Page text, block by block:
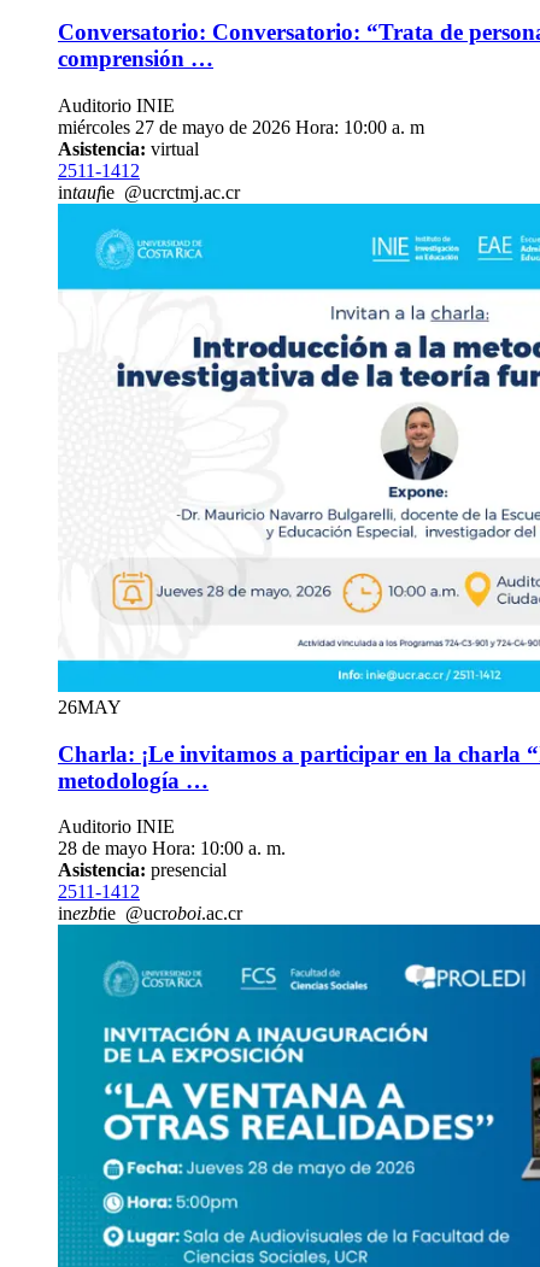
Conversatorio: Conversatorio: “Trata de
comprensión …
Auditorio INIE
miércoles 27 de mayo de 2026 Hora: 10:00 a. m
Asistencia: virtual
2511-1412
intaufie @ucrctmj.ac.cr
26MAY
Charla: ¡Le invitamos a participar en la charla
metodología …
Auditorio INIE
28 de mayo Hora: 10:00 a. m.
Asistencia: presencial
2511-1412
inezbtie @ucroboi.ac.cr